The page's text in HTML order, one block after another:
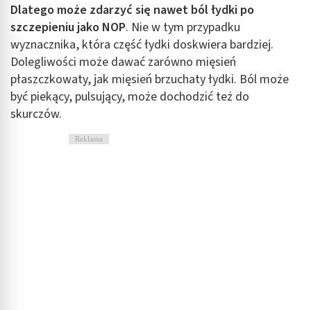
Dlatego może zdarzyć się nawet ból łydki po
szczepieniu jako NOP. Nie w tym przypadku
wyznacznika, która część łydki doskwiera bardziej.
Dolegliwości może dawać zarówno mięsień
płaszczkowaty, jak mięsień brzuchaty łydki. Ból może
być piekący, pulsujący, może dochodzić też do
skurczów.
Reklama